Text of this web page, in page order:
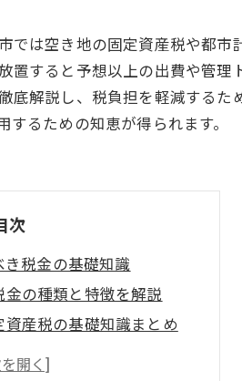
は空き地の固定資産税や都市
すると予想以上の出費や管理
解説し、税負担を軽減する
るための知恵が得られます。
次
税金の基礎知識
の種類と特徴を解説
産税の基礎知識まとめ
額が変動する要因を知る